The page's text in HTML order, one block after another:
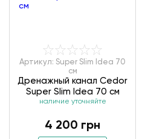
Артикул: Super Slim Idea 70
см
Дренажный канал Cedor
Super Slim Idea 70 см
наличие уточняйте
4 200 грн